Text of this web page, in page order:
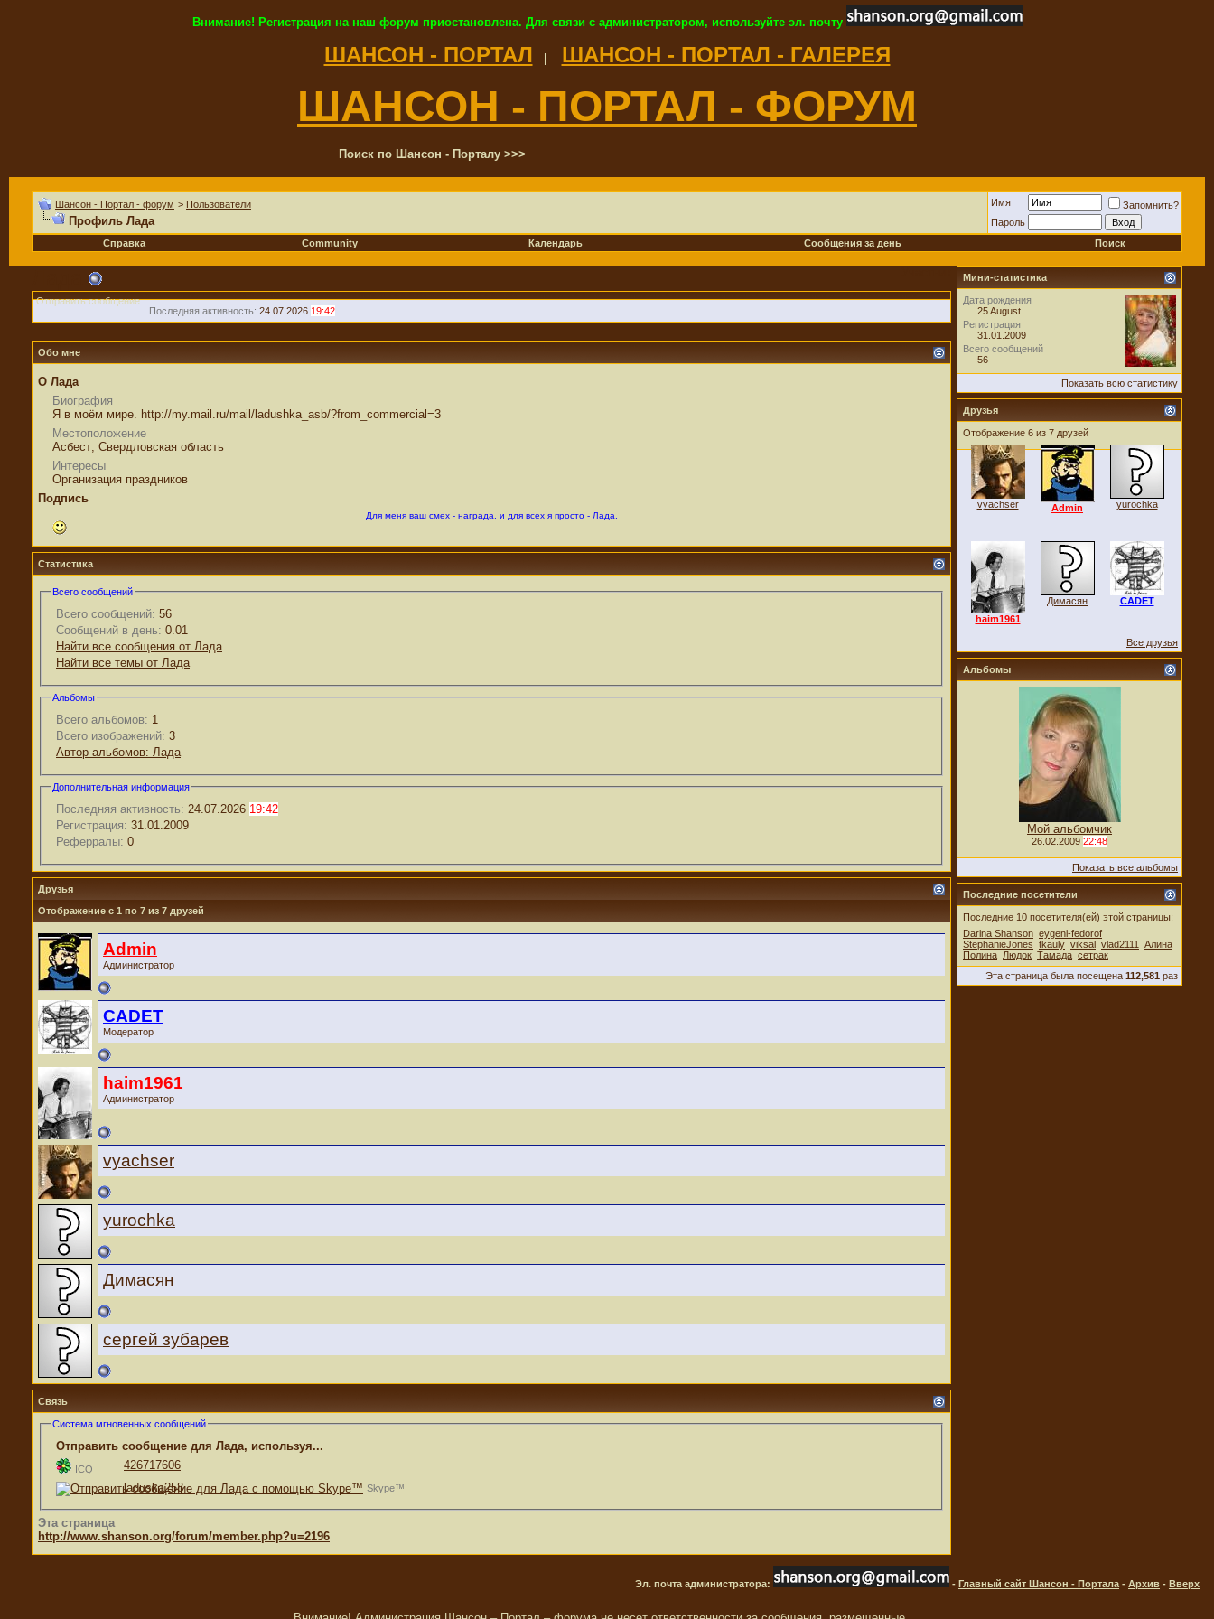
Внимание! Регистрация на наш форум приостановлена. Для связи с администратором, используйте эл. почту
ШАНСОН - ПОРТАЛ ШАНСОН - ПОРТАЛ - ГАЛЕРЕЯ
ШАНСОН - ПОРТАЛ - ФОРУМ
Поиск по Шансон - Порталу >>>
Шансон - Портал - форум > Пользователи
Профиль Лада
Имя
Запомнить?
Пароль
Справка
Community Календарь Сообщения за день Поиск
Отправить сообщение
Последняя активность: 24.07.2026 19:42
Обо мне
О Лада
Биография
Я в моём мире. http://my.mail.ru/mail/ladushka_asb/?from_commercial=3
Местоположение
Асбест; Свердловская область
Интересы
Организация праздников
Подпись
Для меня ваш смех - награда. и для всех я просто - Лада.
Статистика
Всего сообщений
Всего сообщений: 56
Сообщений в день: 0.01
Найти все сообщения от Лада
Найти все темы от Лада
Альбомы
Всего альбомов: 1
Всего изображений: 3
Автор альбомов: Лада
Дополнительная информация
Последняя активность: 24.07.2026 19:42
Регистрация: 31.01.2009
Реферралы: 0
Друзья
Отображение с 1 по 7 из 7 друзей
Admin
Администратор
CADET
Модератор
haim1961
Администратор
vyachser
yurochka
Димасян
сергей зубарев
Связь
Система мгновенных сообщений
Отправить сообщение для Лада, используя...
ICQ 426717606
Skype™
laduska258
Эта страница
http://www.shanson.org/forum/member.php?u=2196
Мини-статистика
Дата рождения
25 August
Регистрация
31.01.2009
Всего сообщений
56
Показать всю статистику
Друзья
Отображение 6 из 7 друзей
vyachser Admin yurochka
haim1961
Димасян CADET
Все друзья
Альбомы
Мой альбомчик
26.02.2009 22:48
Показать все альбомы
Последние посетители
Последние 10 посетителя(ей) этой страницы:
Darina Shanson eygeni-fedorof
StephanieJones tkauly viksal vlad2111
Алина
Полина Людок Тамада сетрак
Эта страница была посещена 112,581 раз
Эл. почта администратора: - Главный сайт Шансон - Портала - Архив - Вверх